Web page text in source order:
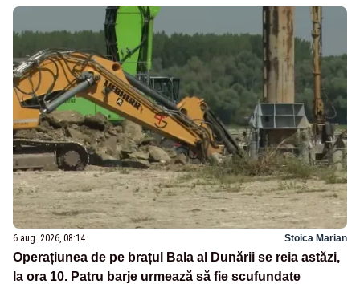
6 aug. 2026, 08:14 Stoica Marian
Operațiunea de pe brațul Bala al Dunării se reia astăzi,
la ora 10. Patru barje urmează să fie scufundate